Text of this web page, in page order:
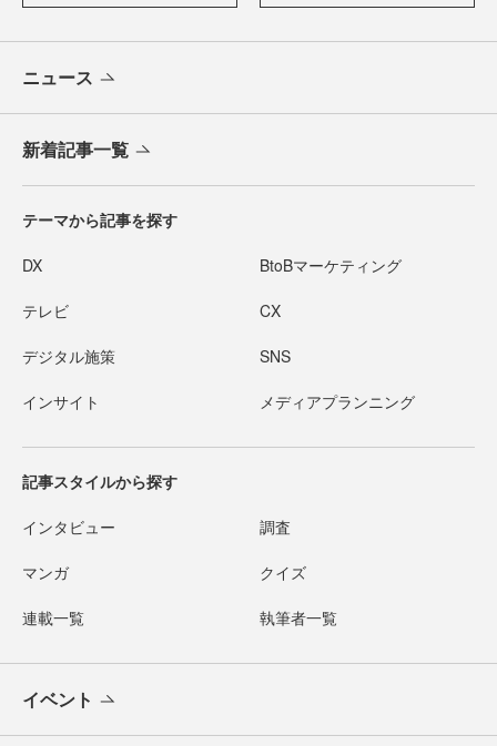
ニュース
新着記事一覧
テーマから記事を探す
DX BtoBマーケティング
テレビ CX
デジタル施策 SNS
インサイト メディアプランニング
記事スタイルから探す
インタビュー 調査
マンガ クイズ
連載一覧 執筆者一覧
イベント